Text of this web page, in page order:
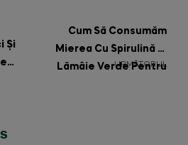
Și
URMĂTORUL
Cum Să Consumăm
Mierea Cu Spirulină Și
Lămâie Verde Pentru